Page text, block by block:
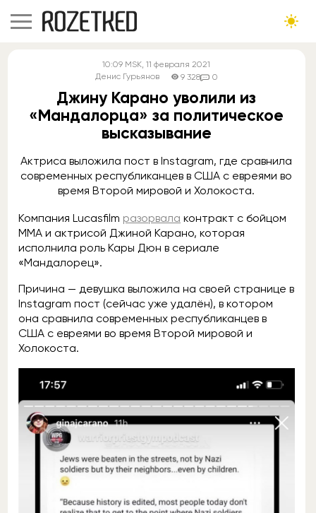
10:09 MSK, 11 февраля 2021
Денис Гурьянов
9 328 0
Джину Карано уволили из
«Мандалорца» за политическое
высказывание
Актриса выложила пост в Instagram, где сравнила
современных республиканцев в США с евреями во
время Второй мировой и Холокоста.
Компания Lucasfilm разорвала контракт с бойцом
MMA и актрисой Джиной Карано, которая
исполнила роль Кары Дюн в сериале
«Мандалорец».
Причина — девушка выложила на своей странице в
Instagram пост (сейчас уже удалён), в котором
она сравнила современных республиканцев в
США с евреями во время Второй мировой и
Холокоста.